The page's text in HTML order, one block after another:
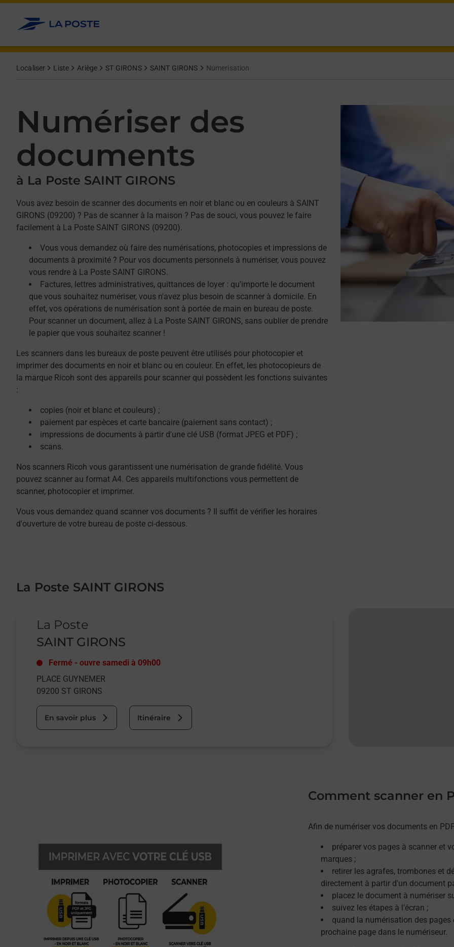
Allez au contenu
Localiser Liste Ariège ST GIRONS SAINT GIRONS Numerisation
Numériser des
documents
à La Poste SAINT GIRONS
Vous avez besoin de scanner des documents en noir et blanc ou en couleurs à SAINT
GIRONS (09200) ? Pas de scanner à la maison ? Pas de souci, vous pouvez le faire
facilement à La Poste SAINT GIRONS (09200).
Vous vous demandez où faire des numérisations, photocopies et impressions de
documents à proximité ? Pour vos documents personnels à numériser, vous pouvez
vous rendre à La Poste SAINT GIRONS.
Factures, lettres administratives, quittances de loyer : qu'importe le document
que vous souhaitez numériser, vous n'avez plus besoin de scanner à domicile. En
effet, vos opérations de numérisation sont à portée de main en bureau de poste.
Pour scanner un document, allez à La Poste SAINT GIRONS, sans oublier de prendre
le papier que vous souhaitez scanner !
Les scanners dans les bureaux de poste peuvent être utilisés pour photocopier et
imprimer des documents en noir et blanc ou en couleur. En effet, les photocopieurs de
la marque Ricoh sont des appareils pour scanner qui possèdent les fonctions suivantes
:
copies (noir et blanc et couleurs) ;
paiement par espèces et carte bancaire (paiement sans contact) ;
impressions de documents à partir d'une clé USB (format JPEG et PDF) ;
scans.
Nos scanners Ricoh vous garantissent une numérisation de grande fidélité. Vous
pouvez scanner au format A4. Ces appareils multifonctions vous permettent de
scanner, photocopier et imprimer.
Vous vous demandez quand scanner vos documents ? Il suffit de vérifier les horaires
d'ouverture de votre bureau de poste ci-dessous.
La Poste SAINT GIRONS
La Poste
SAINT GIRONS
Fermé - ouvre samedi à 09h00
PLACE GUYNEMER
09200 ST GIRONS
En savoir plus Itinéraire
Comment scanner en
Afin de numériser vos documents en
préparer vos pages à scanner et
marques ;
retirer les agrafes, trombones et
directement à partir d'un document
placez le document à numériser
suivez les étapes à l'écran ;
quand la numérisation des pages
prochaine page dans le numériseur.
Afficher ou masquer la réponse
Afficher ou masquer la réponse
Afficher ou masquer la réponse